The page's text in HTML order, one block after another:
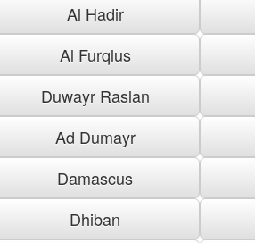
Al Hadir
Al Furqlus
Duwayr Raslan
Ad Dumayr
Damascus
Dhiban